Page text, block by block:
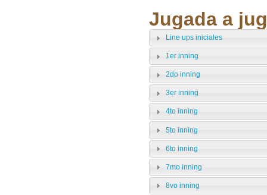
Jugada a
Line ups iniciales
1er inning
2do inning
3er inning
4to inning
5to inning
6to inning
7mo inning
8vo inning